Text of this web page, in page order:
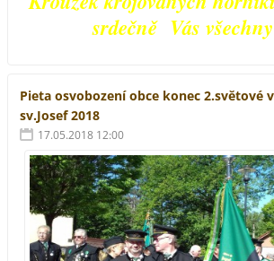
srdečně Vás
Pieta osvobození obce konec 2.světové
sv.Josef 2018
17.05.2018 12:00